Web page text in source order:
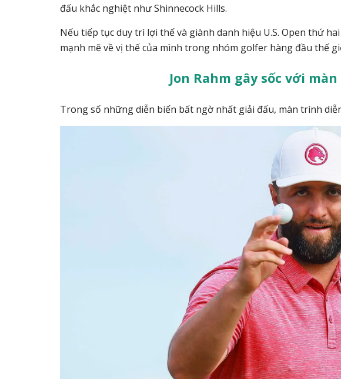
đấu khắc nghiệt như Shinnecock Hills.
Nếu tiếp tục duy trì lợi thế và giành danh hiệu U.S. Open thứ
mạnh mẽ về vị thế của mình trong nhóm golfer hàng đầu thế
Jon Rahm gây sốc với
Trong số những diễn biến bất ngờ nhất giải đấu, màn trình